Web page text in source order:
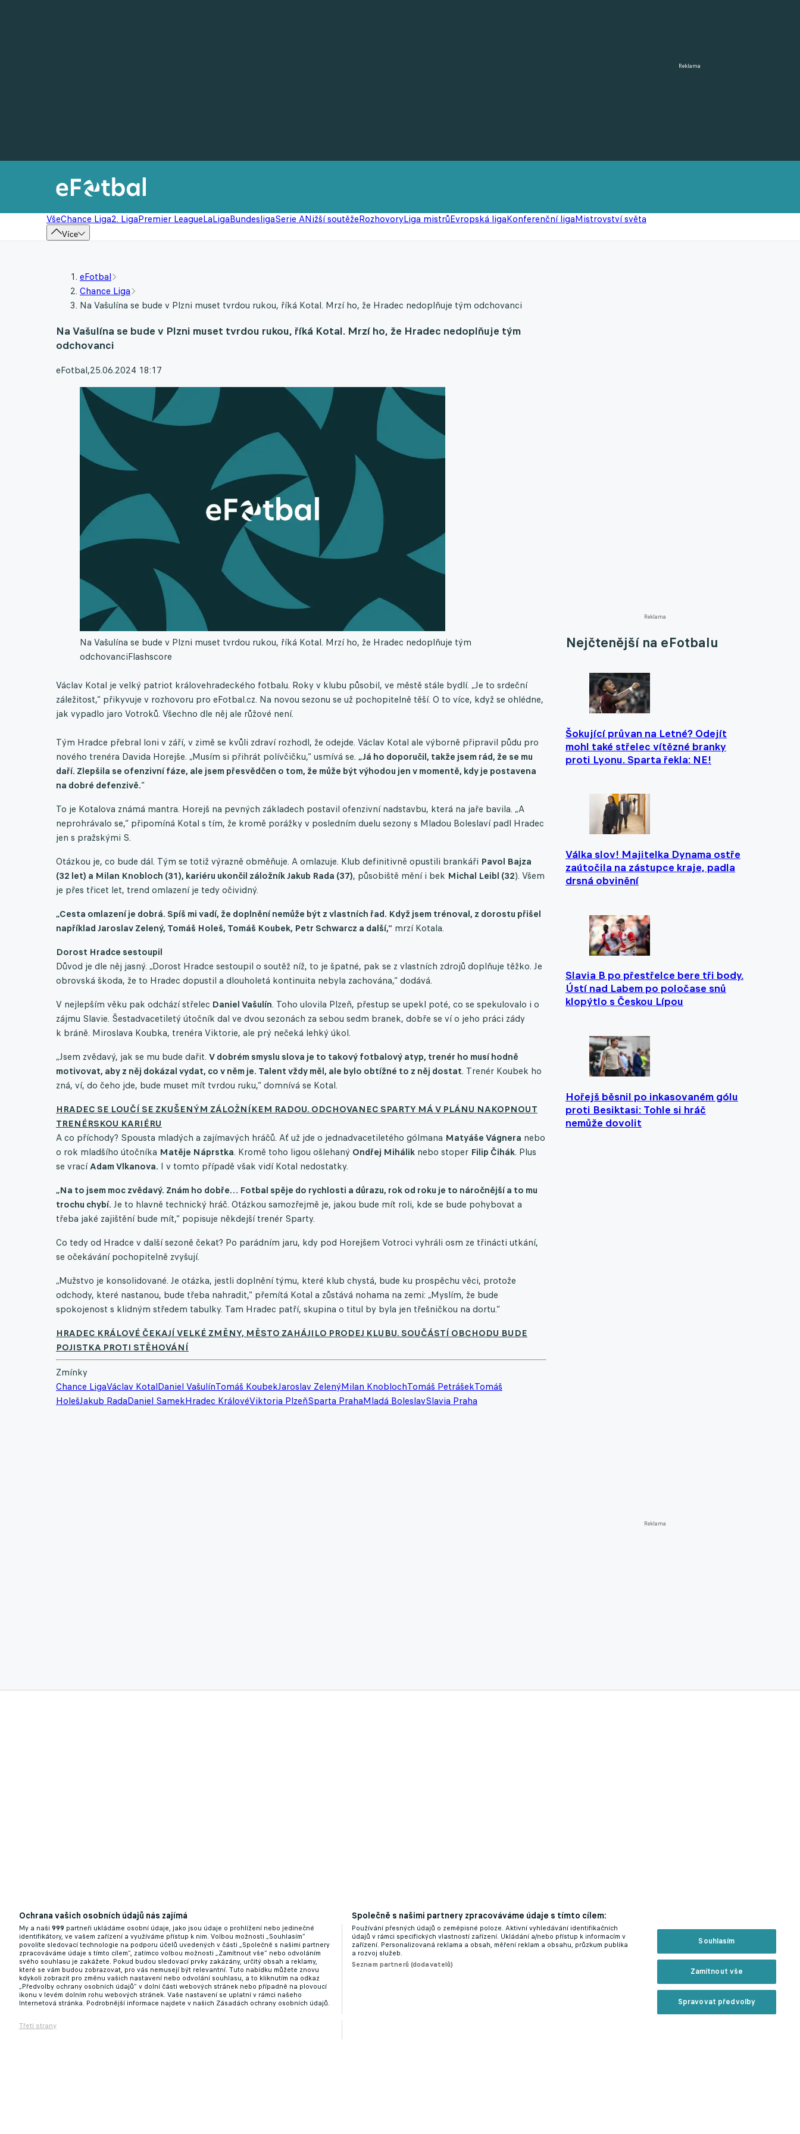
Reklama
VšeChance Liga2. LigaPremier LeagueLaLigaBundesligaSerie ANižší soutěžeRozhovoryLiga mistrůEvropská ligaKonferenční ligaMistrovství světa
Více
Reklama
Nejčtenější na eFotbalu
Šokující průvan na Letné? Odejít
mohl také střelec vítězné branky
proti Lyonu. Sparta řekla: NE!
Válka slov! Majitelka Dynama ostře
zaútočila na zástupce kraje, padla
drsná obvinění
Slavia B po přestřelce bere tři body.
Ústí nad Labem po poločase snů
klopýtlo s Českou Lípou
Hořejš běsnil po inkasovaném gólu
proti Besiktasi: Tohle si hráč
nemůže dovolit
Reklama
eFotbal
Chance Liga
Na Vašulína se bude v Plzni muset tvrdou rukou, říká Kotal. Mrzí ho, že Hradec nedoplňuje tým odchovanci
Na Vašulína se bude v Plzni muset tvrdou rukou, říká Kotal. Mrzí ho, že Hradec nedoplňuje tým
odchovanci
eFotbal,25.06.2024 18:17
Na Vašulína se bude v Plzni muset tvrdou rukou, říká Kotal. Mrzí ho, že Hradec nedoplňuje tým
odchovanciFlashscore
Václav Kotal je velký patriot královehradeckého fotbalu. Roky v klubu působil, ve městě stále bydlí. „Je to srdeční
záležitost,“ přikyvuje v rozhovoru pro eFotbal.cz. Na novou sezonu se už pochopitelně těší. O to více, když se ohlédne,
jak vypadlo jaro Votroků. Všechno dle něj ale růžové není.
Tým Hradce přebral loni v září, v zimě se kvůli zdraví rozhodl, že odejde. Václav Kotal ale výborně připravil půdu pro
nového trenéra Davida Horejše. „Musím si přihrát polívčičku,“ usmívá se. „Já ho doporučil, takže jsem rád, že se mu
daří. Zlepšila se ofenzivní fáze, ale jsem přesvědčen o tom, že může být výhodou jen v momentě, kdy je postavena
na dobré defenzivě.“
To je Kotalova známá mantra. Horejš na pevných základech postavil ofenzivní nadstavbu, která na jaře bavila. „A
neprohrávalo se,“ připomíná Kotal s tím, že kromě porážky v posledním duelu sezony s Mladou Boleslaví padl Hradec
jen s pražskými S.
Otázkou je, co bude dál. Tým se totiž výrazně obměňuje. A omlazuje. Klub definitivně opustili brankáři Pavol Bajza
(32 let) a Milan Knobloch (31), kariéru ukončil záložník Jakub Rada (37), působiště mění i bek Michal Leibl (32). Všem
je přes třicet let, trend omlazení je tedy očividný.
„Cesta omlazení je dobrá. Spíš mi vadí, že doplnění nemůže být z vlastních řad. Když jsem trénoval, z dorostu přišel
například Jaroslav Zelený, Tomáš Holeš, Tomáš Koubek, Petr Schwarcz a další,“ mrzí Kotala.
Dorost Hradce sestoupil
Důvod je dle něj jasný. „Dorost Hradce sestoupil o soutěž níž, to je špatné, pak se z vlastních zdrojů doplňuje těžko. Je
obrovská škoda, že to Hradec dopustil a dlouholetá kontinuita nebyla zachována,“ dodává.
V nejlepším věku pak odchází střelec Daniel Vašulín. Toho ulovila Plzeň, přestup se upekl poté, co se spekulovalo i o
zájmu Slavie. Šestadvacetiletý útočník dal ve dvou sezonách za sebou sedm branek, dobře se ví o jeho práci zády
k bráně. Miroslava Koubka, trenéra Viktorie, ale prý nečeká lehký úkol.
„Jsem zvědavý, jak se mu bude dařit. V dobrém smyslu slova je to takový fotbalový atyp, trenér ho musí hodně
motivovat, aby z něj dokázal vydat, co v něm je. Talent vždy měl, ale bylo obtížné to z něj dostat. Trenér Koubek ho
zná, ví, do čeho jde, bude muset mít tvrdou ruku,“ domnívá se Kotal.
HRADEC SE LOUČÍ SE ZKUŠENÝM ZÁLOŽNÍKEM RADOU. ODCHOVANEC SPARTY MÁ V PLÁNU NAKOPNOUT
TRENÉRSKOU KARIÉRU
A co příchody? Spousta mladých a zajímavých hráčů. Ať už jde o jednadvacetiletého gólmana Matyáše Vágnera nebo
o rok mladšího útočníka Matěje Náprstka. Kromě toho ligou ošlehaný Ondřej Mihálik nebo stoper Filip Čihák. Plus
se vrací Adam Vlkanova. I v tomto případě však vidí Kotal nedostatky.
„Na to jsem moc zvědavý. Znám ho dobře… Fotbal spěje do rychlosti a důrazu, rok od roku je to náročnější a to mu
trochu chybí. Je to hlavně technický hráč. Otázkou samozřejmě je, jakou bude mít roli, kde se bude pohybovat a
třeba jaké zajištění bude mít,“ popisuje někdejší trenér Sparty.
Co tedy od Hradce v další sezoně čekat? Po parádním jaru, kdy pod Horejšem Votroci vyhráli osm ze třinácti utkání,
se očekávání pochopitelně zvyšují.
„Mužstvo je konsolidované. Je otázka, jestli doplnění týmu, které klub chystá, bude ku prospěchu věci, protože
odchody, které nastanou, bude třeba nahradit,“ přemítá Kotal a zůstává nohama na zemi: „Myslím, že bude
spokojenost s klidným středem tabulky. Tam Hradec patří, skupina o titul by byla jen třešničkou na dortu.“
HRADEC KRÁLOVÉ ČEKAJÍ VELKÉ ZMĚNY, MĚSTO ZAHÁJILO PRODEJ KLUBU. SOUČÁSTÍ OBCHODU BUDE
POJISTKA PROTI STĚHOVÁNÍ
Zmínky
Chance LigaVáclav KotalDaniel VašulínTomáš KoubekJaroslav ZelenýMilan KnoblochTomáš PetrášekTomáš
HolešJakub RadaDaniel SamekHradec KrálovéViktoria PlzeňSparta PrahaMladá BoleslavSlavia Praha
Ochrana vašich osobních údajů nás zajímá
My a naši 999 partneři ukládáme osobní údaje, jako jsou údaje o prohlížení nebo jedinečné
identifikátory, ve vašem zařízení a využíváme přístup k nim. Volbou možnosti „Souhlasím“
povolíte sledovací technologie na podporu účelů uvedených v části „Společně s našimi partnery
zpracováváme údaje s tímto cílem“, zatímco volbou možnosti „Zamítnout vše“ nebo odvoláním
svého souhlasu je zakážete. Pokud budou sledovací prvky zakázány, určitý obsah a reklamy,
které se vám budou zobrazovat, pro vás nemusejí být relevantní. Tuto nabídku můžete znovu
kdykoli zobrazit pro změnu vašich nastavení nebo odvolání souhlasu, a to kliknutím na odkaz
„Předvolby ochrany osobních údajů“ v dolní části webových stránek nebo případně na plovoucí
ikonu v levém dolním rohu webových stránek. Vaše nastavení se uplatní v rámci našeho
Internetová stránka. Podrobnější informace najdete v našich Zásadách ochrany osobních údajů.
Třetí strany
Společně s našimi partnery zpracováváme údaje s tímto cílem:
Používání přesných údajů o zeměpisné poloze. Aktivní vyhledávání identifikačních
údajů v rámci specifických vlastností zařízení. Ukládání a/nebo přístup k informacím v
zařízení. Personalizovaná reklama a obsah, měření reklam a obsahu, průzkum publika
a rozvoj služeb.
Seznam partnerů (dodavatelů)
Souhlasím
Zamítnout vše
Spravovat předvolby